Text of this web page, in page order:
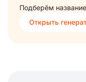
Подберём
Открыть